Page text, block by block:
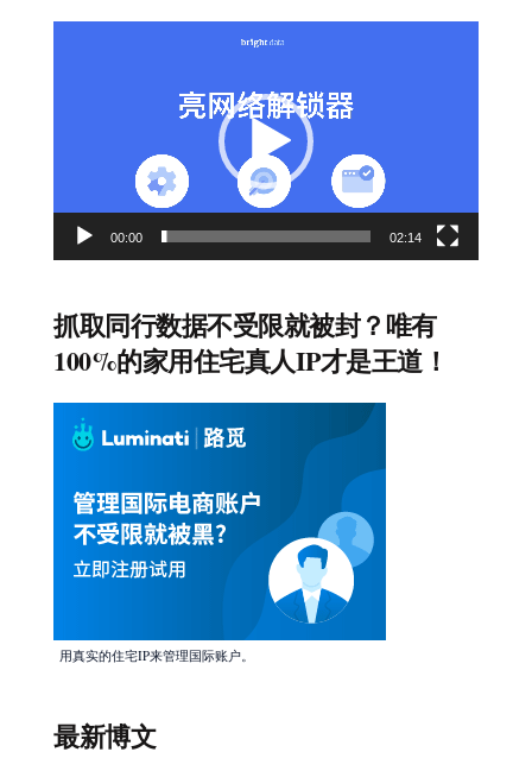
00:00 02:14
抓取同行数据不受限就被封？唯有
100%的家用住宅真人IP才是王道！
用真实的住宅IP来管理国际账户。
最新博文